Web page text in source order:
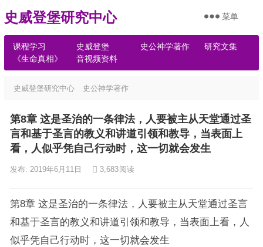
史威登堡研究中心
课程学习 史威登堡 史公神学著作
研究文集
《生命真相》
音视频资料
菜单
史威登堡研究中心 史公神学著作
第8章 这是圣治的一条律法，人要被主从天堂通过圣
言和基于圣言的教义和讲道引领和教导，当表面上
看，人似乎凭自己行动时，这一切就会发生
发布: 2019年6月11日 3,683阅读
第8章 这是圣治的一条律法，人要被主从天堂通过圣言
和基于圣言的教义和讲道引领和教导，当表面上看，人
似乎凭自己行动时，这一切就会发生